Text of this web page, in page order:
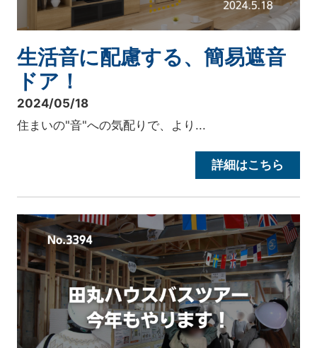
生活音に配慮する、簡易遮音
ドア！
2024/05/18
住まいの"音"への気配りで、より...
詳細はこちら